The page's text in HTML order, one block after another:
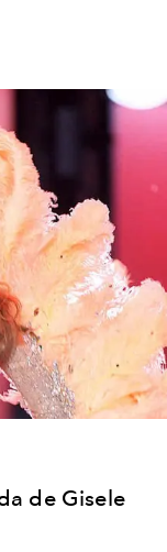
de Gisele